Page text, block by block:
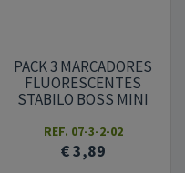
PACK 3 MARCADORES
FLUORESCENTES
STABILO BOSS MINI
REF. 07-3-2-02
€ 3,89